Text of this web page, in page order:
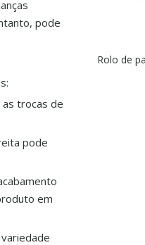
pode
trocas de
pode
em